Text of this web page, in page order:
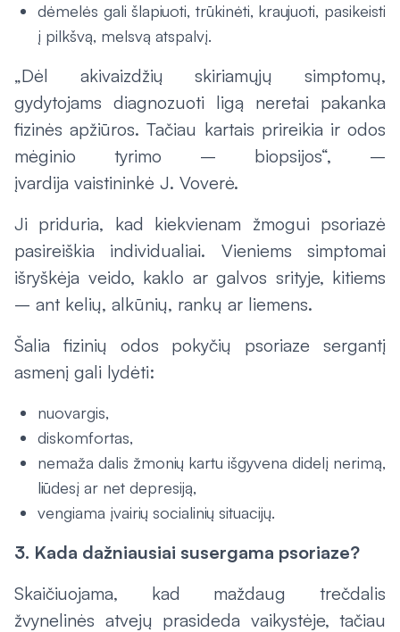
dėmelės gali šlapiuoti, trūkinėti, kraujuoti, pasikeisti
į pilkšvą, melsvą atspalvį.
„Dėl akivaizdžių skiriamųjų simptomų,
gydytojams diagnozuoti ligą neretai pakanka
fizinės apžiūros. Tačiau kartais prireikia ir odos
mėginio tyrimo – biopsijos“, –
įvardija vaistininkė J. Voverė.
Ji priduria, kad kiekvienam žmogui psoriazė
pasireiškia individualiai. Vieniems simptomai
išryškėja veido, kaklo ar galvos srityje, kitiems
– ant kelių, alkūnių, rankų ar liemens.
Šalia fizinių odos pokyčių psoriaze sergantį
asmenį gali lydėti:
nuovargis,
diskomfortas,
nemaža dalis žmonių kartu išgyvena didelį nerimą,
liūdesį ar net depresiją,
vengiama įvairių socialinių situacijų. ​​​​​​​
3. Kada dažniausiai susergama psoriaze?
Skaičiuojama, kad maždaug trečdalis
žvynelinės atvejų prasideda vaikystėje, tačiau